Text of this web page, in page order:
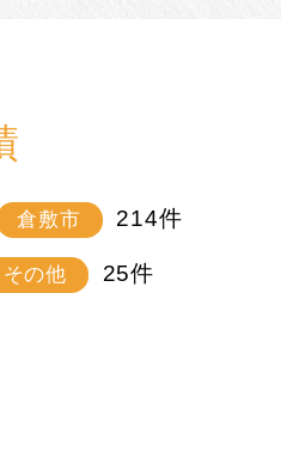
倉敷市 214件
その他 25件